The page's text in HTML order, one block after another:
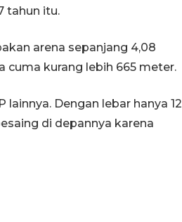
tahun itu.
arena sepanjang 4,08
cuma kurang lebih 665 meter.
Dengan lebar hanya 12
di depannya karena